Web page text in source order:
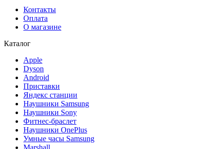
Контакты
Оплата
О магазине
Каталог
Apple
Dyson
Android
Приставки
Яндекс станции
Наушники Samsung
Наушники Sony
Фитнес-браслет
Наушники OnePlus
Умные часы Samsung
Marshall